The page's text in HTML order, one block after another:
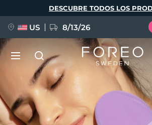
DESCUBRE TODOS LOS
US 8/13/26
NUEVO
BREAKING NEWS
Idioma